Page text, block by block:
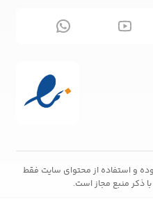
و استفاده از محتوای سایت فقط
ذکر منبع مجاز است.